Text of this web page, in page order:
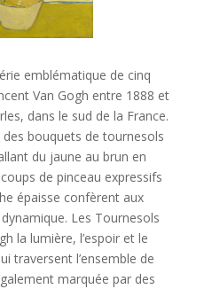
emblématique de cinq
Van Gogh entre 1888 et
dans le sud de la France.
bouquets de tournesols
du jaune au brun en
de pinceau expressifs
épaisse confèrent aux
Les Tournesols
la lumière, l’espoir et le
traversent l’ensemble de
marquée par des